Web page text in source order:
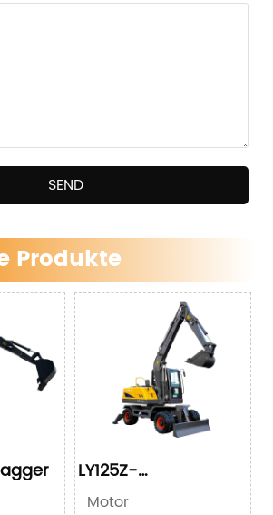
SEND
Produkte
LY125Z-
Raupenbagger
Motor